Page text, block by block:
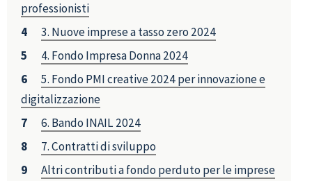
professionisti
3. Nuove imprese a tasso zero 2024
4. Fondo Impresa Donna 2024
5. Fondo PMI creative 2024 per innovazione e
digitalizzazione
6. Bando INAIL 2024
7. Contratti di sviluppo
Altri contributi a fondo perduto per le imprese